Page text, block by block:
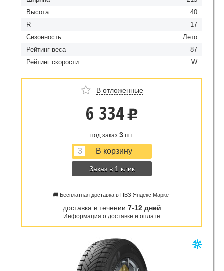
Высота
40
R
17
Сезонность
Лето
Рейтинг веса
87
Рейтинг скорости
W
В отложенные
6 334 u
под заказ 3шт.
Заказ в 1 клик
🚚 Бесплатная доставка в ПВЗ Яндекс Маркет
доставка в течении 7-12 дней
Информация о доставке и оплате